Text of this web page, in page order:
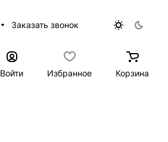
Заказать звонок
Войти Избранное Корзина